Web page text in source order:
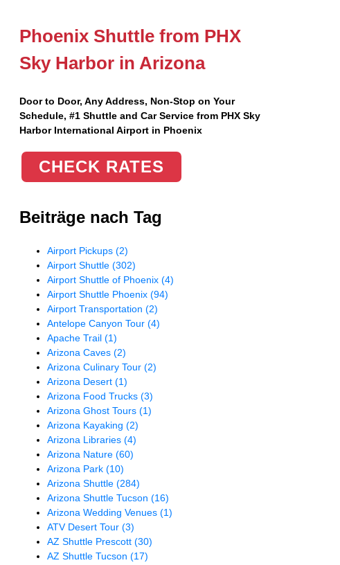
Phoenix Shuttle from PHX
Sky Harbor in Arizona
Door to Door, Any Address, Non-Stop on Your
Schedule, #1 Shuttle and Car Service from PHX Sky
Harbor International Airport in Phoenix
CHECK RATES
Beiträge nach Tag
Airport Pickups(2)
Airport Shuttle(302)
Airport Shuttle of Phoenix(4)
Airport Shuttle Phoenix(94)
Airport Transportation(2)
Antelope Canyon Tour(4)
Apache Trail(1)
Arizona Caves(2)
Arizona Culinary Tour(2)
Arizona Desert(1)
Arizona Food Trucks(3)
Arizona Ghost Tours(1)
Arizona Kayaking(2)
Arizona Libraries(4)
Arizona Nature(60)
Arizona Park(10)
Arizona Shuttle(284)
Arizona Shuttle Tucson(16)
Arizona Wedding Venues(1)
ATV Desert Tour(3)
AZ Shuttle Prescott(30)
AZ Shuttle Tucson(17)